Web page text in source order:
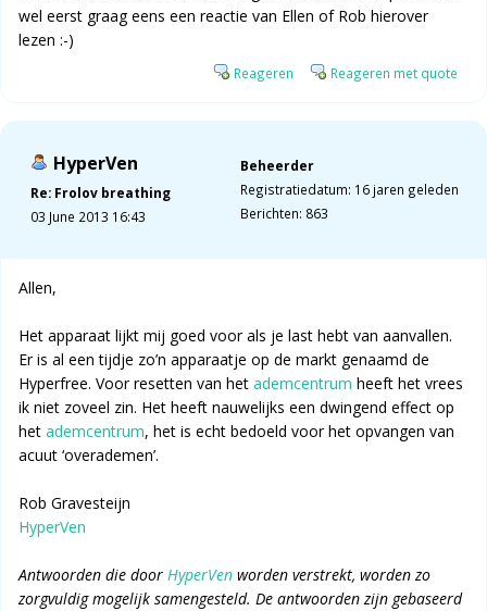
wel eerst graag eens een reactie van Ellen of Rob hierover
lezen :-)
Reageren Reageren met quote
HyperVen
Re: Frolov breathing
03 June 2013 16:43
Beheerder
Registratiedatum: 16 jaren geleden
Berichten: 863
Allen,
Het apparaat lijkt mij goed voor als je last hebt van aanvallen.
Er is al een tijdje zo’n apparaatje op de markt genaamd de
Hyperfree. Voor resetten van het ademcentrum heeft het vrees
ik niet zoveel zin. Het heeft nauwelijks een dwingend effect op
het ademcentrum, het is echt bedoeld voor het opvangen van
acuut ‘overademen’.
Rob Gravesteijn
HyperVen
Antwoorden die door HyperVen worden verstrekt, worden zo
zorgvuldig mogelijk samengesteld. De antwoorden zijn gebaseerd